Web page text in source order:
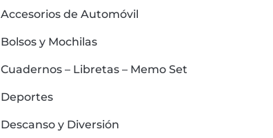
Accesorios de Automóvil
Bolsos y Mochilas
Cuadernos – Libretas – Memo Set
Deportes
Descanso y Diversión